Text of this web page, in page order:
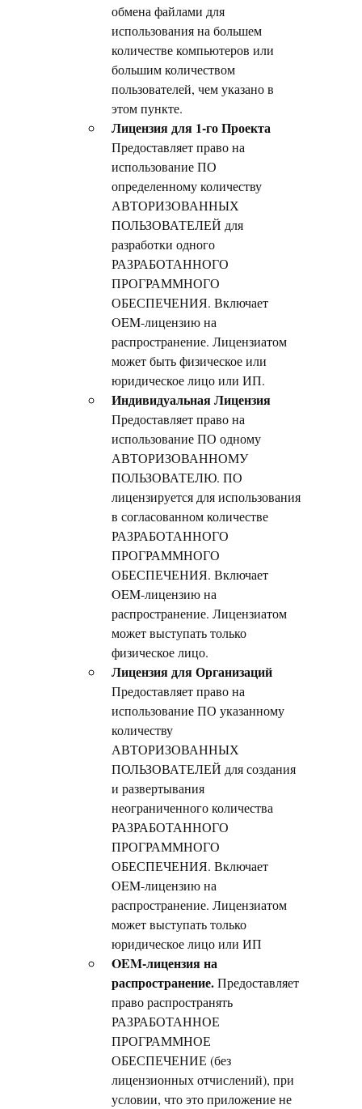
обмена файлами для
использования на большем
количестве компьютеров или
большим количеством
пользователей, чем указано в
этом пункте.
Лицензия для 1-го Проекта
Предоставляет право на
использование ПО
определенному количеству
АВТОРИЗОВАННЫХ
ПОЛЬЗОВАТЕЛЕЙ для
разработки одного
РАЗРАБОТАННОГО
ПРОГРАММНОГО
ОБЕСПЕЧЕНИЯ. Включает
OEM-лицензию на
распространение. Лицензиатом
может быть физическое или
юридическое лицо или ИП.
Индивидуальная Лицензия
Предоставляет право на
использование ПО одному
АВТОРИЗОВАННОМУ
ПОЛЬЗОВАТЕЛЮ. ПО
лицензируется для использования
в согласованном количестве
РАЗРАБОТАННОГО
ПРОГРАММНОГО
ОБЕСПЕЧЕНИЯ. Включает
OEM-лицензию на
распространение. Лицензиатом
может выступать только
физическое лицо.
Лицензия для Организаций
Предоставляет право на
использование ПО указанному
количеству
АВТОРИЗОВАННЫХ
ПОЛЬЗОВАТЕЛЕЙ для создания
и развертывания
неограниченного количества
РАЗРАБОТАННОГО
ПРОГРАММНОГО
ОБЕСПЕЧЕНИЯ. Включает
OEM-лицензию на
распространение. Лицензиатом
может выступать только
юридическое лицо или ИП
OEM-лицензия на
распространение.Предоставляет
право распространять
РАЗРАБОТАННОЕ
ПРОГРАММНОЕ
ОБЕСПЕЧЕНИЕ (без
лицензионных отчислений), при
условии, что это приложение не